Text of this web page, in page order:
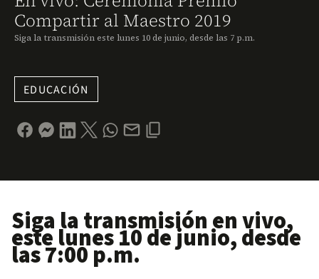
Compartir al Maestro 2019
Siga la transmisión este lunes 10 de junio, desde las 7 p.m.
EDUCACIÓN
Siga latransmisión en vivo,
este lunes 10 de junio, desde
las 7:00 p.m.